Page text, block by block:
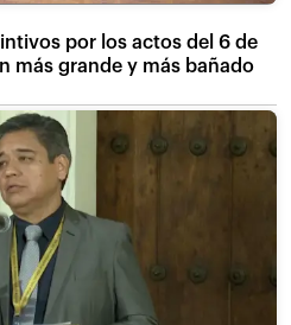
por los actos del 6 de
más grande y más bañado